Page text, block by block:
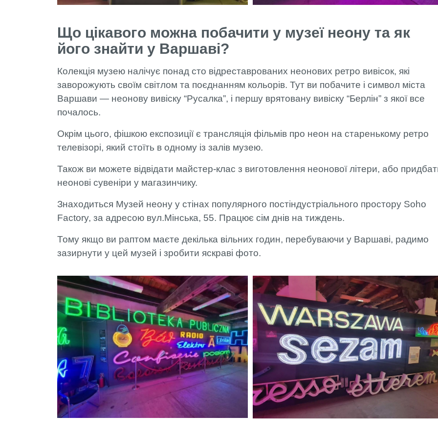
Що цікавого можна побачити у музеї неону та як
його знайти у Варшаві?
Колекція музею налічує понад сто відреставрованих неонових ретро вивісок, які
заворожують своїм світлом та поєднанням кольорів. Тут ви побачите і символ міста
Варшави — неонову вивіску “Русалка”, і першу врятовану вивіску “Берлін” з якої все
почалось.
Окрім цього, фішкою експозиції є трансляція фільмів про неон на старенькому ретро
телевізорі, який стоїть в одному із залів музею.
Також ви можете відвідати майстер-клас з виготовлення неонової літери, або
неонові сувеніри у магазинчику.
Знаходиться Музей неону у стінах популярного постіндустріального простору Soho
Factory, за адресою вул.Мінська, 55. Працює сім днів на тиждень.
Тому якщо ви раптом маєте декілька вільних годин, перебуваючи у Варшаві, радимо
зазирнути у цей музей і зробити яскраві фото.